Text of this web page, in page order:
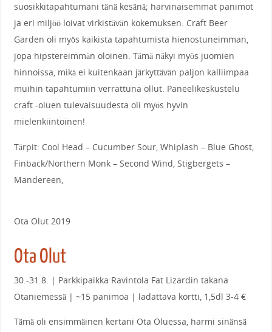
suosikkitapahtumani tänä kesänä; harvinaisemmat panimot
ja eri miljöö loivat virkistävän kokemuksen. Craft Beer
Garden oli myös kaikista tapahtumista hienostuneimman,
jopa hipstereimmän oloinen. Tämä näkyi myös juomien
hinnoissa, mikä ei kuitenkaan järkyttävän paljon kalliimpaa
muihin tapahtumiin verrattuna ollut. Paneelikeskustelu
craft -oluen tulevaisuudesta oli myös hyvin
mielenkiintoinen!
Tärpit: Cool Head – Cucumber Sour, Whiplash – Blue Ghost,
Finback/Northern Monk – Second Wind, Stigbergets –
Mandereen,
Ota Olut 2019
Ota Olut
30.-31.8. | Parkkipaikka Ravintola Fat Lizardin takana
Otaniemessä | ~15 panimoa | ladattava kortti, 1,5dl 3-4 €
Tämä oli ensimmäinen kertani Ota Oluessa, harmi sinänsä